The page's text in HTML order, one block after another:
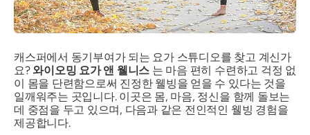
캐스퍼에서 동기부여가 되는 요가 스튜디오를 찾고 계신가
요? 와이오밍 요가 앤 웰니스 는 마음 편히 수련하고 걱정 없
이 몸을 단련함으로써 진정한 웰빙을 얻을 수 있다는 것을
일깨워주는 곳입니다. 이곳은 몸, 마음, 정신을 함께 돌보는
데 중점을 두고 있으며, 다음과 같은 전인적인 웰빙 경험을
제공합니다.